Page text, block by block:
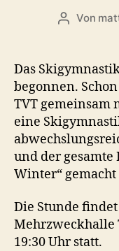
Von
Das
begonnen.
TVT gemeinsam
eine
und der
Winter“
Die Stunde
Mehrzweckhalle
19:30 Uhr statt.